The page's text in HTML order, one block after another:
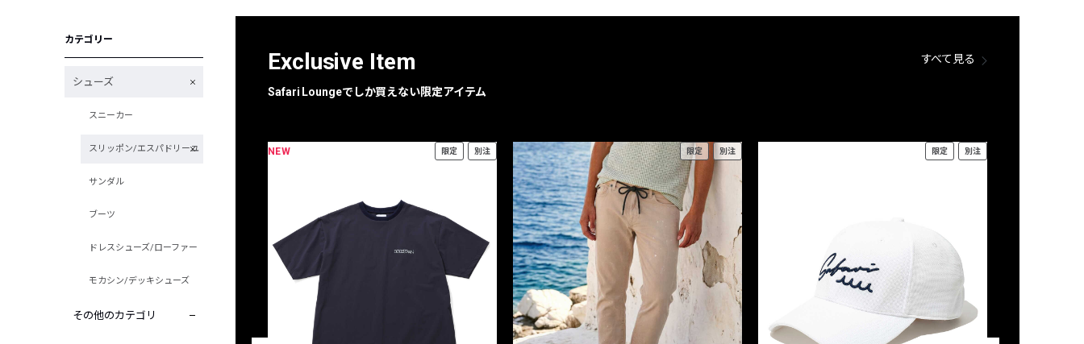
フォーカスブランド
カテゴリー
シューズ
スニーカー
スリッポン/エスパドリーユ
サンダル
ブーツ
ドレスシューズ/ローファー
モカシン/デッキシューズ
その他のカテゴリ
Exclusive Item
Safari Loungeでしか買えない限定アイテム
すべて見る
限定 NEW 限定 別注 限定 別注 限定 別注